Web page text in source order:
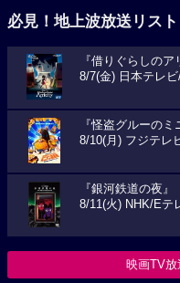
必見！地上波放送リスト
『借りぐらしのア
8/7(金) 日本テレ
『怪盗グルーのミ
8/10(月) フジテレ
『銀河鉄道の夜』
8/11(火) NHK/Eテ
映画TV